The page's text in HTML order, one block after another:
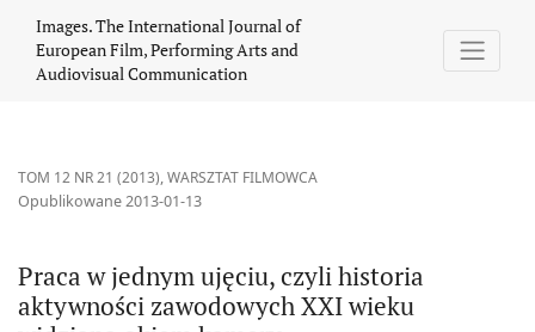
Images. The International Journal of
European Film, Performing Arts and
Audiovisual Communication
TOM 12 NR 21 (2013),WARSZTAT FILMOWCA
Praca w jednym ujęciu, czyli historia
aktywności zawodowych XXI wieku
Opublikowane 2013-01-13